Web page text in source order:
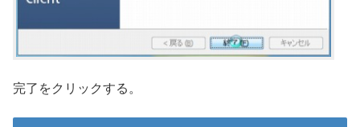
完了をクリックする。